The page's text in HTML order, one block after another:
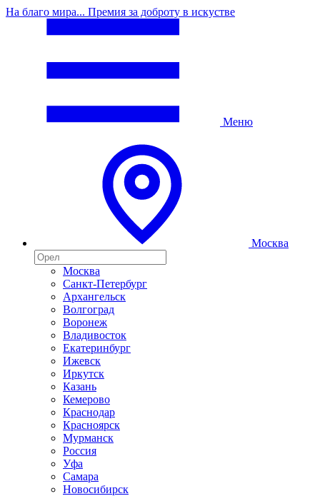
На благо мира... Премия за доброту в искустве
Меню
Москва
Москва
Санкт-Петербург
Архангельск
Волгоград
Воронеж
Владивосток
Екатеринбург
Ижевск
Иркутск
Казань
Кемерово
Краснодар
Красноярск
Мурманск
Россия
Уфа
Самара
Новосибирск